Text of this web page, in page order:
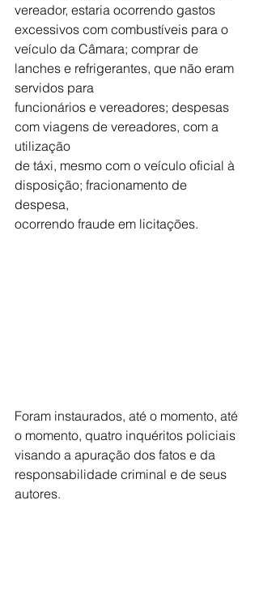
vereador, estaria ocorrendo gastos
excessivos com combustíveis para o
veículo da Câmara; comprar de
lanches e refrigerantes, que não eram
servidos para
funcionários e vereadores; despesas
com viagens de vereadores, com a
utilização
de táxi, mesmo com o veículo oficial à
disposição; fracionamento de
despesa,
ocorrendo fraude em licitações.
Foram instaurados, até o momento, até
o momento, quatro inquéritos policiais
visando a apuração dos fatos e da
responsabilidade criminal e de seus
autores.